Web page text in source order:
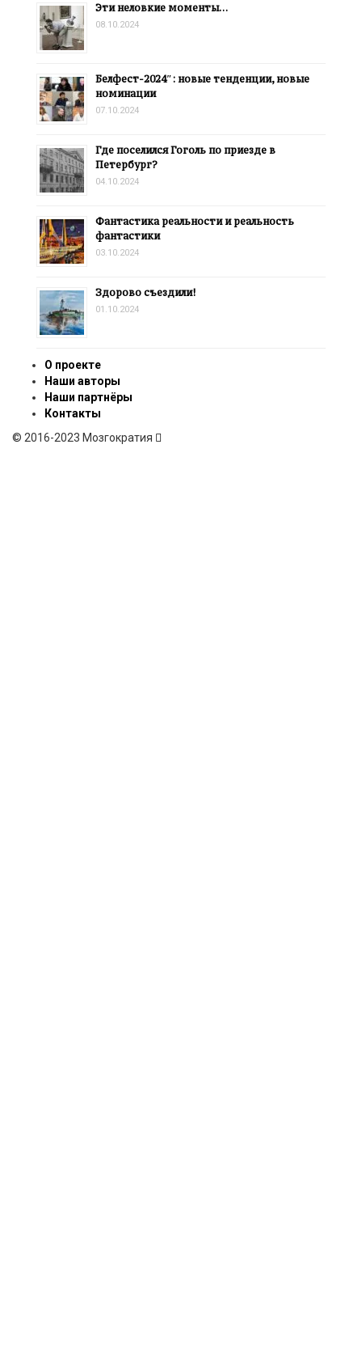
Эти неловкие моменты…
08.10.2024
Белфест-2024″: новые тенденции, новые
номинации
07.10.2024
Где поселился Гоголь по приезде в
Петербург?
04.10.2024
Фантастика реальности и реальность
фантастики
03.10.2024
Здорово съездили!
01.10.2024
О проекте
Наши авторы
Наши партнёры
Контакты
© 2016-2023 Мозгократия